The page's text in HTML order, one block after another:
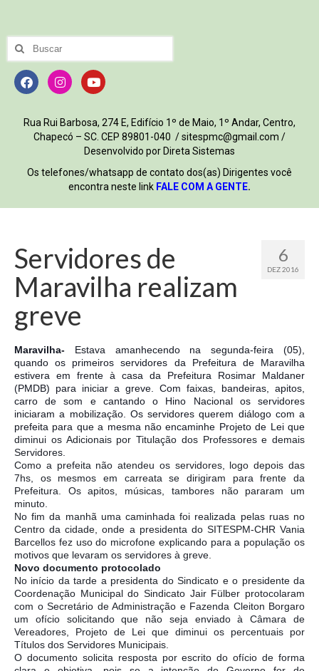
Rua Rui Barbosa, 274 E, Edifício 1º de Maio, 1º Andar, Centro,
Chapecó – SC. CEP 89801-040 / sitespmc@gmail.com /
Desenvolvido por Direta Sistemas
Os telefones/whatsapp de contato dos(as) Dirigentes você
encontra neste link FALE COM A GENTE.
6
DEZ 2016
Servidores de
Maravilha realizam
greve
Maravilha- Estava amanhecendo na segunda-feira (05),
quando os primeiros servidores da Prefeitura de Maravilha
estivera em frente à casa da Prefeitura Rosimar Maldaner
(PMDB) para iniciar a greve. Com faixas, bandeiras, apitos,
carro de som e cantando o Hino Nacional os servidores
iniciaram a mobilização. Os servidores querem diálogo com a
prefeita para que a mesma não encaminhe Projeto de Lei que
diminui os Adicionais por Titulação dos Professores e demais
Servidores.
Como a prefeita não atendeu os servidores, logo depois das
7hs, os mesmos em carreata se dirigiram para frente da
Prefeitura. Os apitos, músicas, tambores não pararam um
minuto.
No fim da manhã uma caminhada foi realizada pelas ruas no
Centro da cidade, onde a presidenta do SITESPM-CHR Vania
Barcellos fez uso do microfone explicando para a população os
motivos que levaram os servidores à greve.
Novo documento protocolado
No início da tarde a presidenta do Sindicato e o presidente da
Coordenação Municipal do Sindicato Jair Fülber protocolaram
com o Secretário de Administração e Fazenda Cleiton Borgaro
um ofício solicitando que não seja enviado à Câmara de
Vereadores, Projeto de Lei que diminui os percentuais por
Títulos dos Servidores Municipais.
O documento solicita resposta por escrito do ofício de forma